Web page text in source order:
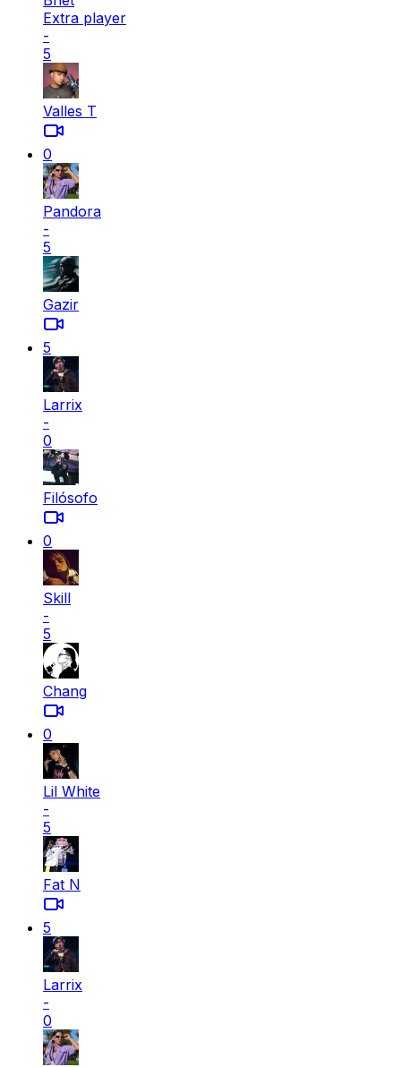
Extra player
-
5
Valles T
0
Pandora
-
5
Gazir
5
Larrix
-
0
Filósofo
0
Skill
-
5
Chang
0
Lil White
-
5
Fat N
5
Larrix
-
0